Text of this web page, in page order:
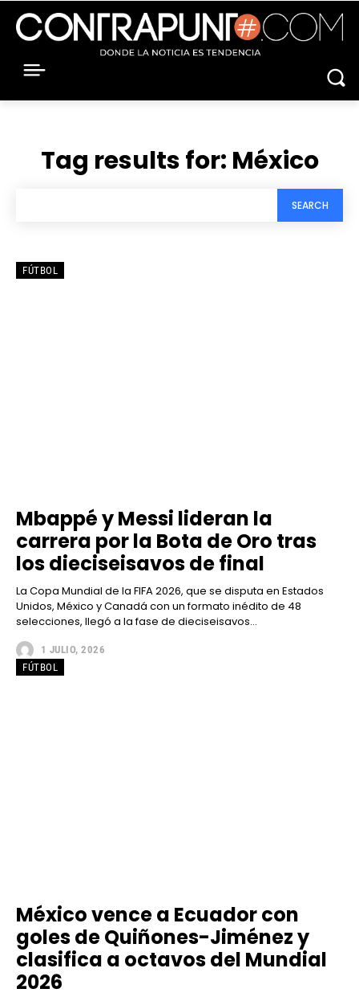
Tag results for: México
SEARCH
FÚTBOL
Mbappé y Messi lideran la
carrera por la Bota de Oro tras
los dieciseisavos de final
La Copa Mundial de la FIFA 2026, que se disputa en Estados
Unidos, México y Canadá con un formato inédito de 48
selecciones, llegó a la fase de dieciseisavos...
1 JULIO, 2026
FÚTBOL
México vence a Ecuador con
goles de Quiñones-Jiménez y
clasifica a octavos del Mundial
2026